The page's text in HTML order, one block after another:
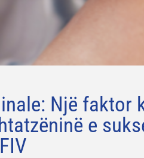
Një faktor
e